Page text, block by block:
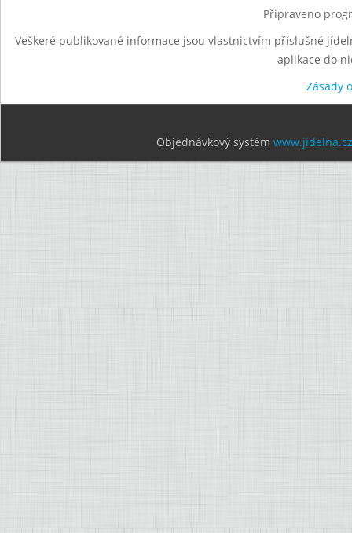
Připraveno
Veškeré publikované informace jsou vlastnictvím příslušné
aplikace do
Zásady
Objednávkový systém www.jidelna.cz